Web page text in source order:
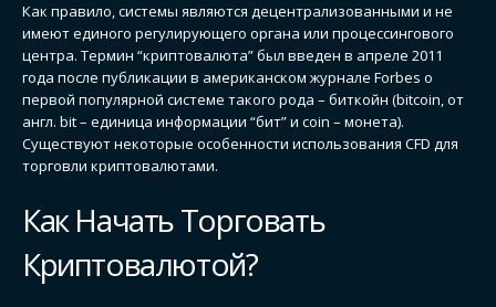
Как правило, системы являются децентрализованными и не
имеют единого регулирующего органа или процессингового
центра. Термин “криптовалюта” был введен в апреле 2011
года после публикации в американском журнале Forbes о
первой популярной системе такого рода – биткойн (bitcoin, от
англ. bit – единица информации “бит” и сoin – монета).
Существуют некоторые особенности использования CFD для
торговли криптовалютами.
Как Начать Торговать
Криптовалютой?